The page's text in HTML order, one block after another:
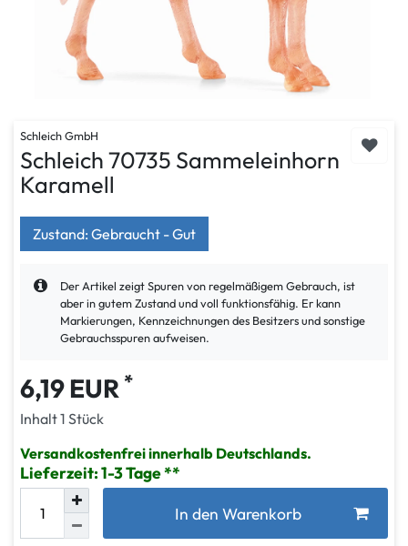
Schleich GmbH
Schleich 70735 Sammeleinhorn
Karamell
Zustand: Gebraucht - Gut
Der Artikel zeigt Spuren von regelmäßigem Gebrauch, ist
aber in gutem Zustand und voll funktionsfähig. Er kann
Markierungen, Kennzeichnungen des Besitzers und sonstige
Gebrauchsspuren aufweisen.
6,19 EUR *
Inhalt1 Stück
Versandkostenfrei innerhalb Deutschlands.
Lieferzeit: 1-3 Tage
In den Warenkorb